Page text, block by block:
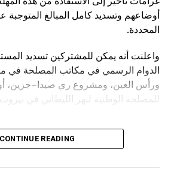
أوضاعهم وتسديد كامل المبالغ المتوجبة
المحددة.
واعلنت أنه يمكن للمشتركين تسديد
الدوام الرسمي في مكاتب المصلحة في
ورأس العين، ومشروع ري صيدا–جزين، أو
للمصلحة الوطنية لنهر الليطاني في بيروت.
CONTINUE READING